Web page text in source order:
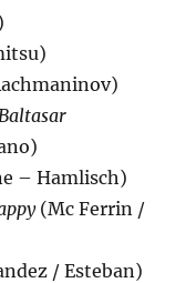
– Hamlisch)
(Mc Ferrin /
/ Esteban)